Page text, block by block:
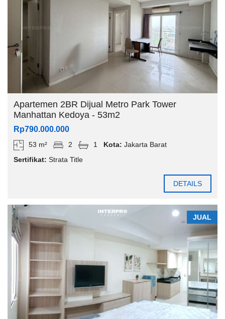
Apartemen 2BR Dijual Metro Park Tower
Manhattan Kedoya - 53m2
Rp790.000.000
53 m² 2 1 Kota: Jakarta Barat
Sertifikat: Strata Title
DETAILS
JUAL